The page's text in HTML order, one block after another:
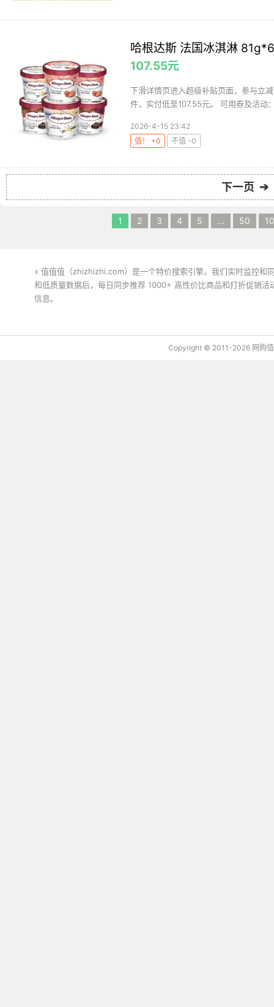
哈根达斯 法国冰淇淋
107.55元
下滑详情页进入超级补贴页面，参与立
件，实付低至107.55元。 可用券及活动
2026-4-15 23:42
值！ +0
不值 -0
下一页 ➔
1 2 3 4 5 ... 50
» 值值值（zhizhizhi.com）是一个特价搜索引擎。我们实时监控和
和低质量数据后，每日同步推荐 1000+ 高性价比商品和打折促销
信息。
Copyright © 2011-2026 网购